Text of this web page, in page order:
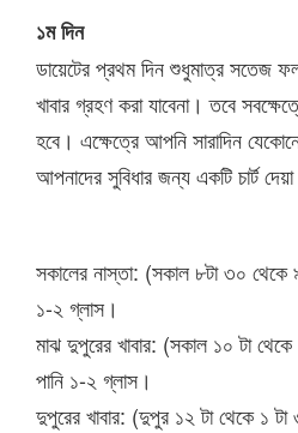
১ম দিন
ডায়েটের প্রথম দিন শুধুমাত্র সতেজ
খাবার গ্রহণ করা যাবেনা। তবে
হবে। এক্ষেত্রে আপনি সারাদিন
আপনাদের সুবিধার জন্য একটি চার্ট
সকালের নাস্তা: (সকাল ৮টা ৩০
১-২ গ্লাস।
মাঝ দুপুরের খাবার: (সকাল ১০ টা থেকে
পানি ১-২ গ্লাস।
দুপুরের খাবার: (দুপুর ১২ টা থেকে ১